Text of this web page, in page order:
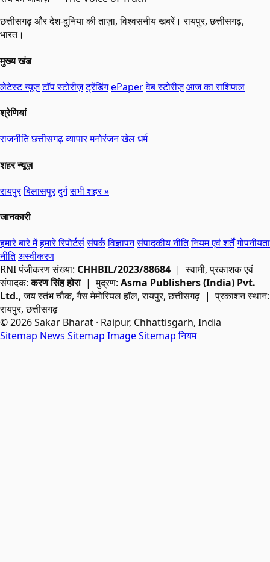
छत्तीसगढ़ और देश-दुनिया की ताज़ा, विश्वसनीय खबरें। रायपुर, छत्तीसगढ़,
भारत।
मुख्य खंड
लेटेस्ट न्यूज़टॉप स्टोरीज़ट्रेंडिंगePaperवेब स्टोरीज़आज का राशिफल
श्रेणियां
राजनीतिछत्तीसगढ़व्यापारमनोरंजनखेलधर्म
शहर न्यूज़
रायपुरबिलासपुरदुर्गसभी शहर »
जानकारी
हमारे बारे मेंहमारे रिपोर्टर्ससंपर्कविज्ञापनसंपादकीय नीतिनियम एवं शर्तेंगोपनीयता
नीतिअस्वीकरण
RNIपंजीकरण संख्या: CHHBIL/2023/88684 | स्वामी, प्रकाशक एवं
संपादक:करण सिंह होरा| मुद्रण: Asma Publishers (India) Pvt.
Ltd., जय स्तंभ चौक, गैस मेमोरियल हॉल, रायपुर, छत्तीसगढ़ | प्रकाशन स्थान:
रायपुर, छत्तीसगढ़
© 2026 Sakar Bharat · Raipur, Chhattisgarh, India
Sitemap News Sitemap Image Sitemap नियम